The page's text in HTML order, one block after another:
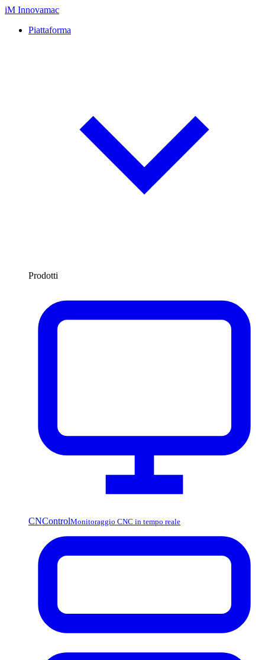
iM Innovamac
Piattaforma
Prodotti
CNControlMonitoraggio CNC in tempo reale